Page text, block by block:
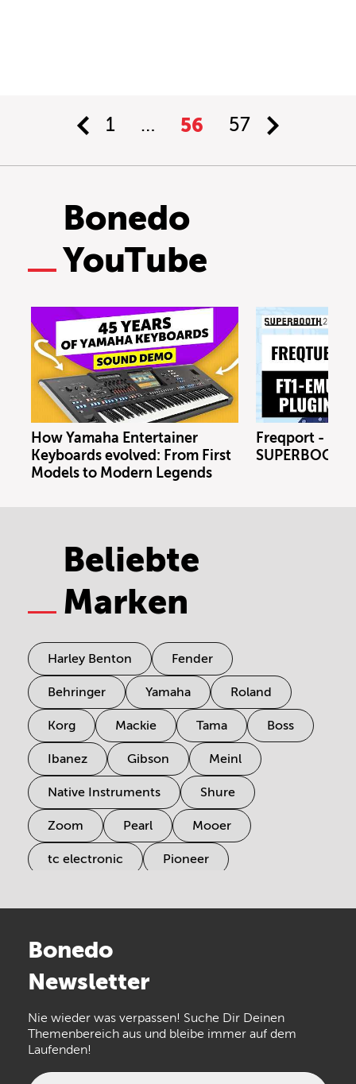
1 … 56 57
Bonedo
YouTube
How Yamaha Entertainer
Keyboards evolved: From First
Models to Modern Legends
Freqport -
Beliebte
Marken
Harley Benton Fender
Behringer Yamaha Roland
Korg Mackie Tama Boss
Ibanez Gibson Meinl
Native Instruments Shure
Zoom Pearl Mooer
tc electronic Pioneer
Arturia
the t.bone
Walrus Audio Epiphone
Bonedo
Newsletter
Nie wieder was verpassen! Suche Dir Deinen
Themenbereich aus und bleibe immer auf dem
Laufenden!